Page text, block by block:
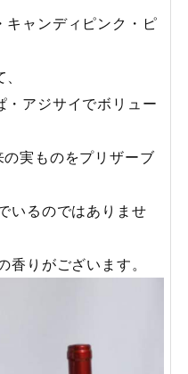
キャンディピンク・ピ
・アジサイでボリュー
実ものをプリザーブ
いるのではありませ
りがございます。